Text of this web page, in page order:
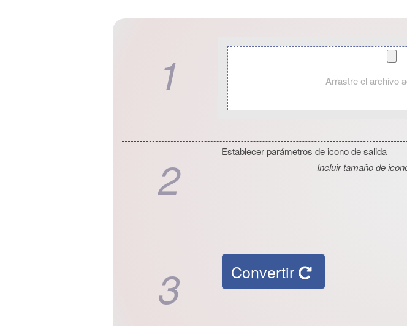
1 Arrastre el archivo
2
Establecer parámetros de icono de salida
Incluir tamaño de
3 Convertir